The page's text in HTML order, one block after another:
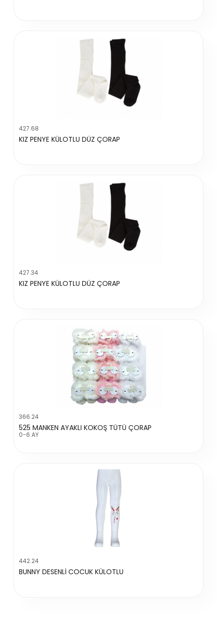
427.68
KIZ PENYE KÜLOTLU DÜZ ÇORAP
427.34
KIZ PENYE KÜLOTLU DÜZ ÇORAP
366.24
525 MANKEN AYAKLI KOKOŞ TÜTÜ ÇORAP
0-6 AY
442.24
BUNNY DESENLİ COCUK KÜLOTLU